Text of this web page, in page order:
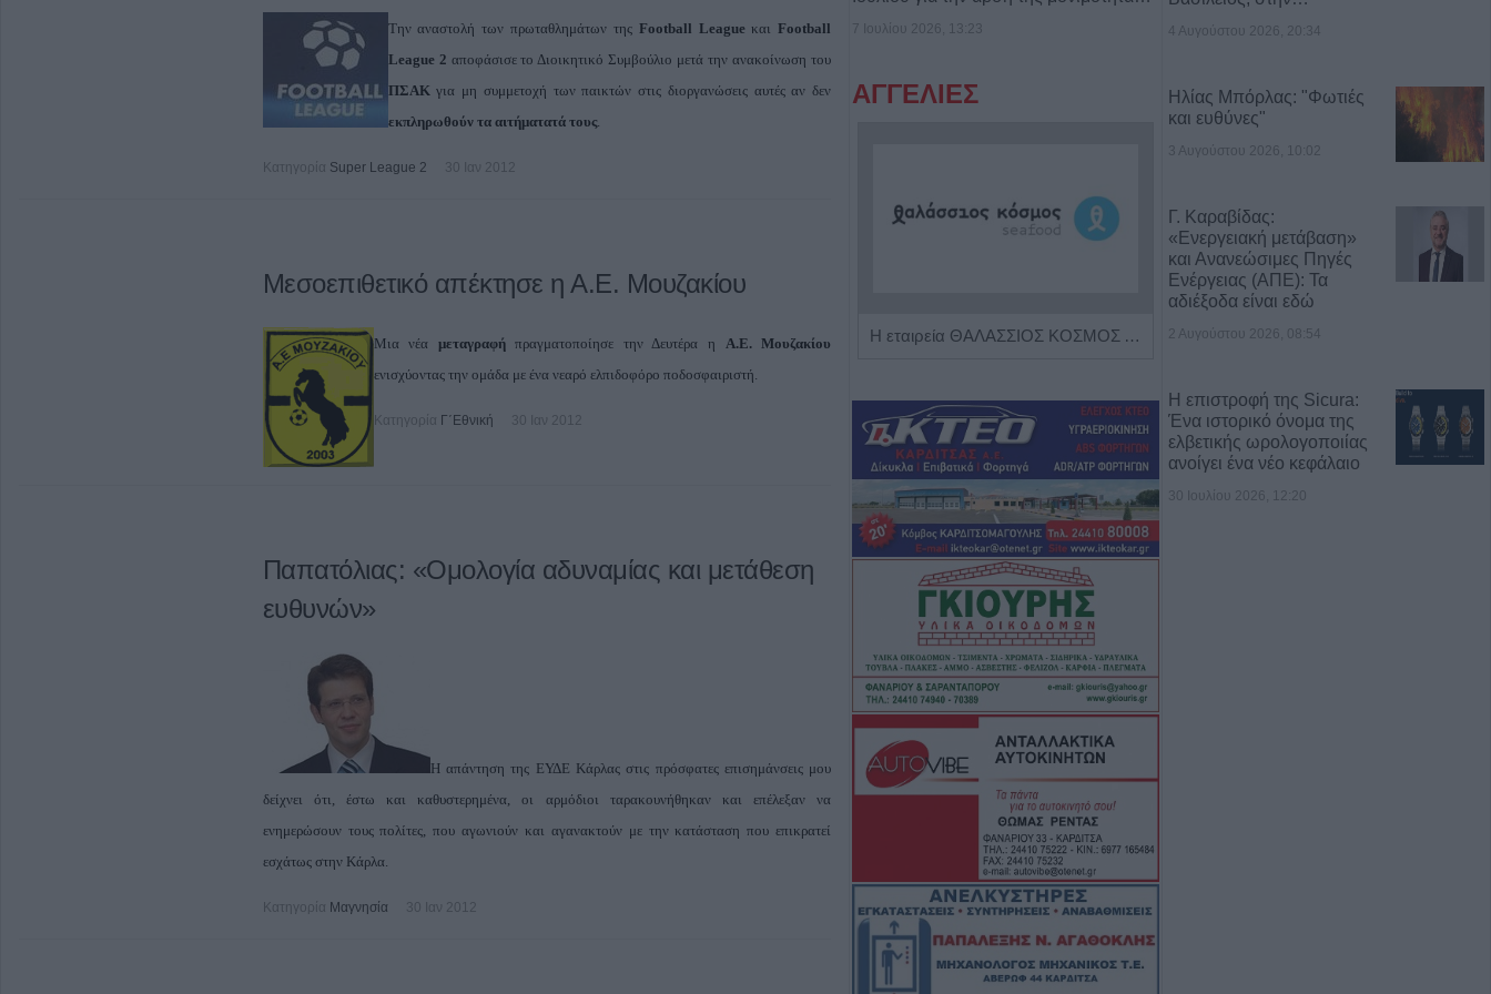
Την αναστολή των πρωταθλημάτων τηςFootball League και Football
League 2 αποφάσισε το Διοικητικό Συμβούλιο μετά την ανακοίνωση του
ΠΣΑΚγια μη συμμετοχή των παικτών στις διοργανώσεις αυτές αν δεν
εκπληρωθούν τα αιτήματατά τους.
Κατηγορία Super League 2 30 Ιαν 2012
Μεσοεπιθετικό απέκτησε η Α.Ε. Μουζακίου
Μια νέα μεταγραφήπραγματοποίησε την Δευτέρα η Α.Ε. Μουζακίου
ενισχύοντας την ομάδα με ένα νεαρό ελπιδοφόρο ποδοσφαιριστή.
Κατηγορία Γ΄Εθνική 30 Ιαν 2012
Παπατόλιας: «Ομολογία αδυναμίας και μετάθεση
ευθυνών»
Η απάντηση της ΕΥΔΕ Κάρλας στις πρόσφατες επισημάνσεις μου
δείχνει ότι, έστω και καθυστερημένα, οι αρμόδιοι ταρακουνήθηκαν και επέλεξαν να
ενημερώσουν τους πολίτες, που αγωνιούν και αγανακτούν με την κατάσταση που επικρατεί
εσχάτως στην Κάρλα.
Κατηγορία Μαγνησία 30 Ιαν 2012
7 Ιουλίου 2026, 13:23
ΑΓΓΕΛΙΕΣ
Η εταιρεία ΘΑΛΑΣΣΙΟΣ ΚΟΣΜΟΣ Α.Ε.Β.Ε. επιθυμεί να προσλάβει Αποθηκάριο
4 Αυγούστου 2026, 20:34
Ηλίας Μπόρλας: "Φωτιές
και ευθύνες"
3 Αυγούστου 2026, 10:02
Γ. Καραβίδας:
«Ενεργειακή μετάβαση»
και Ανανεώσιμες Πηγές
Ενέργειας (ΑΠΕ): Τα
αδιέξοδα είναι εδώ
2 Αυγούστου 2026, 08:54
Η επιστροφή της Sicura:
Ένα ιστορικό όνομα της
ελβετικής ωρολογοποιίας
ανοίγει ένα νέο κεφάλαιο
30 Ιουλίου 2026, 12:20